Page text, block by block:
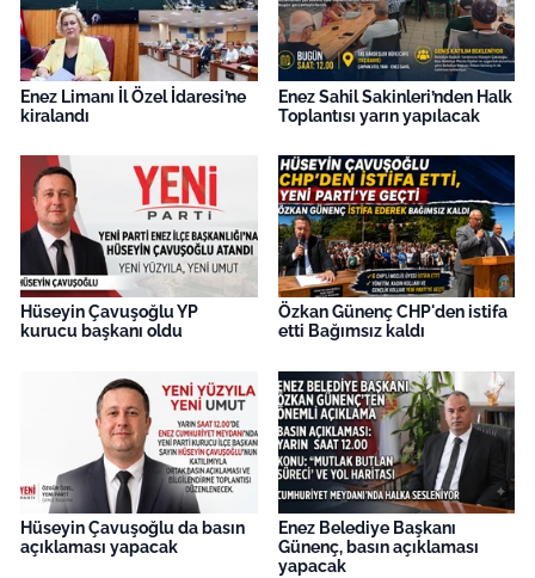
Enez Limanı İl Özel İdaresi’ne
kiralandı
Enez Sahil Sakinleri’nden Halk
Toplantısı yarın yapılacak
Hüseyin Çavuşoğlu YP
kurucu başkanı oldu
Özkan Günenç CHP'den istifa
etti Bağımsız kaldı
Hüseyin Çavuşoğlu da basın
açıklaması yapacak
Enez Belediye Başkanı
Günenç, basın açıklaması
yapacak